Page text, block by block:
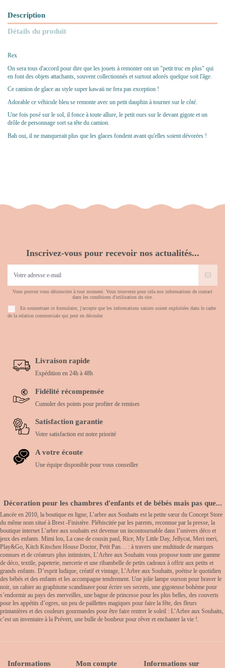
Description
Détails du produit
Rex
On sera tous d'accord pour dire que les jouets à remonter ont un "petit truc en plus" qui
en font des objets attachants, souvent collectionnés et surtout adorés quelque soit l'âge.
Ce camion de glace au style super kawaii ne fera pas exception !
Adorable ce véhicule bleu se remonte avec un petit dauphin à tourner sur le côté.
Une fois posé sur le sol, il fonce à toute allure, le petit ours sur le devant gigote et un
drôle de personnage sort sa tête du camion.
Bah oui, il ne manquerait plus que les glaces fondent avant qu'elles soient dévorées !
Inscrivez-vous pour recevoir nos actualités...
Vous pouvez vous désinscrire à tout moment. Vous trouverez pour cela nos informations de contact
dans les conditions d'utilisation du site.
En soumettant ce formulaire, j'accepte que les informations saisies soient exploitées dans le cadre
de la relation commerciale qui peut en découler.
Livraison rapide
Expédition en 24h à 48h
Fidélité récompensée
Cumuler des points pour profiter de remises
Satisfaction garantie
Votre satisfaction est notre priorité
A votre écoute
Une équipe disponible pour vous conseiller
Décoration pour les chambres d'enfants et de bébés mais pas que...
Lancée en 2010, la boutique en ligne, L’arbre aux Souhaits est la petite sœur du Concept Store
du même nom situé à Brest -Finistère. Plébiscitée par les parents, reconnue par la presse, la
boutique internet L’arbre aux souhaits est devenue un incontournable dans l’univers déco et
jeux des enfants. Mimi lou, La case de cousin paul, Rice, My Little Day, Jellycat, Meri meri,
Play&Go, Kitch Kitschen House Doctor, Petit Pan… : à travers une multitude de marques
connues et de créateurs plus intimistes, L’Arbre aux Souhaits vous propose toute une gamme
de déco, textile, papeterie, mercerie et une ribambelle de petits cadeaux à offrir aux petits et
grands enfants. D’esprit ludique, créatif et vintage, L’Arbre aux Souhaits, poétise le quotidien
des bébés et des enfants et les accompagne tendrement. Une jolie lampe ourson pour braver le
noir, un cahier au graphisme scandinave pour écrire ses secrets, une gigoteuse bohème pour
s’endormir au pays des merveilles, une bague de princesse pour les plus belles, des couverts
pour les appétits d’ogres, un peu de paillettes magiques pour faire la fête, des fleurs
printanières et des couleurs gourmandes pour être faire rentrer le soleil : L’Arbre aux Souhaits,
c’est un inventaire à la Prévert, une bulle de bonheur pour rêver et enchanter la vie !.
Informations Mon compte Informations sur